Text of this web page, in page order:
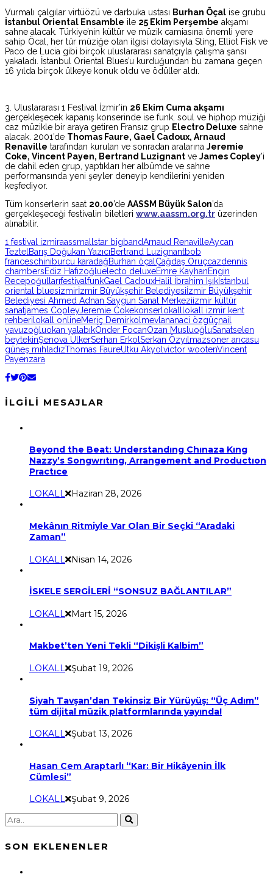
Vurmalı çalgılar virtüözü ve darbuka ustası Burhan Öçal ise grubu
İstanbul Oriental Ensamble ile 25 Ekim Perşembe akşamı
sahne alacak. Türkiye’nin kültür ve müzik camiasına önemli yere
sahip Öcal, her tür müziğe olan ilgisi dolayısıyla Sting, Elliot Fisk ve
Paco de Lucia gibi birçok uluslararası sanatçıyla çalışma şansı
yakaladı. İstanbul Oriental Blues’u kurduğundan bu zamana geçen
16 yılda birçok ülkeye konuk oldu ve ödüller aldı.
3. Uluslararası 1 Festival İzmir’in 26 Ekim Cuma akşamı
gerçekleşecek kapanış konserinde ise funk, soul ve hiphop müziği
caz müzikle bir araya getiren Fransız grup Electro Deluxe sahne
alacak. 2001’de Thomas Faure, Gael Cadoux, Arnaud
Renaville tarafından kurulan ve sonradan aralarına Jeremie
Coke, Vincent Payen, Bertrand Luzignant ve James Copley’i
de dahil eden grup, yaptıkları her albümde ve sahne
performansında yeni şeyler deneyip kendilerini yeniden
keşfediyor.
Tüm konserlerin saat 20.00’de AASSM Büyük Salon’da
gerçekleşeceği festivalin biletleri www.aassm.org.tr üzerinden
alınabilir.
1 festival izmiraassmallstar bigbandArnaud RenavilleAycan
Teztel Barış Doğukan YazıcıBertrand Luzignantbob
franceschiniburcu karadağBurhan öçal Çağdaş Oruçcazdennis
chambersEdiz Hafızoğluelecto deluxeEmre KayhanEngin
Recepoğullarıfestival funkGael CadouxHalil İbrahim IşıkIstanbul
oriental bluesizmirİzmir Büyükşehir Belediyesiİzmir Büyükşehir
Belediyesi Ahmed Adnan Saygun Sanat Merkeziizmir kültür
sanatjames CopleyJeremie Cokekonser lokall
lokall izmir kent
rehberi lokall onlineMeriç Demirkol mevlananaci özgüçnail
yavuzoğluokan yalabıkÖnder FocanOzan MusluoğluSanatselen
beytekinŞenova ÜlkerSerhan Erkol Serkan Özyılmazsoner arıcasu
güneş mıhladızThomas FaureUtku Akyol victor wootenVincent
Payenzara
İLGILI MESAJLAR
Beyond the Beat: Understandıng Chınaza Kıng
Nazzy’s Songwrıtıng, Arrangement and Productıon
Practıce
LOKALL Haziran 28, 2026
Mekânın Ritmiyle Var Olan Bir Seçki “Aradaki
Zaman”
LOKALL Nisan 14, 2026
İSKELE SERGİLERİ “SONSUZ BAĞLANTILAR”
LOKALL Mart 15, 2026
Makbet’ten Yeni Tekli “Dikişli Kalbim”
LOKALL Şubat 19, 2026
Siyah Tavşan’dan Tekinsiz Bir Yürüyüş: “Üç Adım”
tüm dijital müzik platformlarında yayında!
LOKALL Şubat 13, 2026
Hasan Cem Araptarlı “Kar: Bir Hikâyenin İlk
Cümlesi”
LOKALL Şubat 9, 2026
SON EKLENENLER